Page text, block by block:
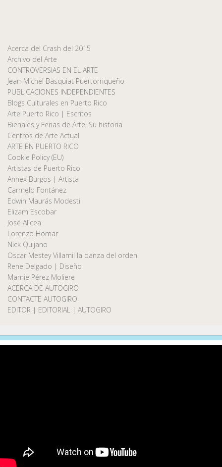
Acerca del Crash del 2015
Archivo del Arte
CONTROVERSIAS EN EL ARTE
Jean-Michel Basquiat Puertorriqueño
PUBLICACIONES INDEPENDIENTES
Blogs Culturales en Puerto Rico
Arte Puerto Rico | Escritos
Bienales y Ferias de Arte, Su historia
Centros de Arte Actual
ARTE EN PUERTO RICO
Cookie Policy (EU)
Artistas de Puerto Rico
Annex Burgos | Artista
Carmelo Fontánez
Edwin Maurás Modesti
Elizam Escobar
José Alicea
Lorenzo Homar
Nick Quijano
Oscar Mestey Villamil la danza del orden
Rene Delgado | Diseño
Marnie Pérez Moliere
ACERCA DE AUTOGIRO
CONTACTE AUTOGIRO
EDITOR | EDITORIAL | AUTOGIRO